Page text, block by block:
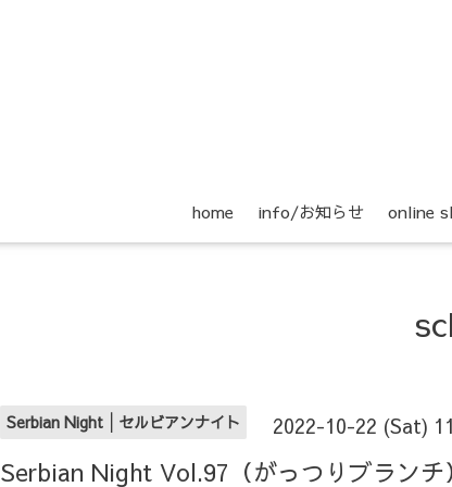
home info/お知らせ online
Serbian Night│セルビアンナイト 2022-10-22 (Sat)
Serbian Night Vol.97（がっつりブランチ）